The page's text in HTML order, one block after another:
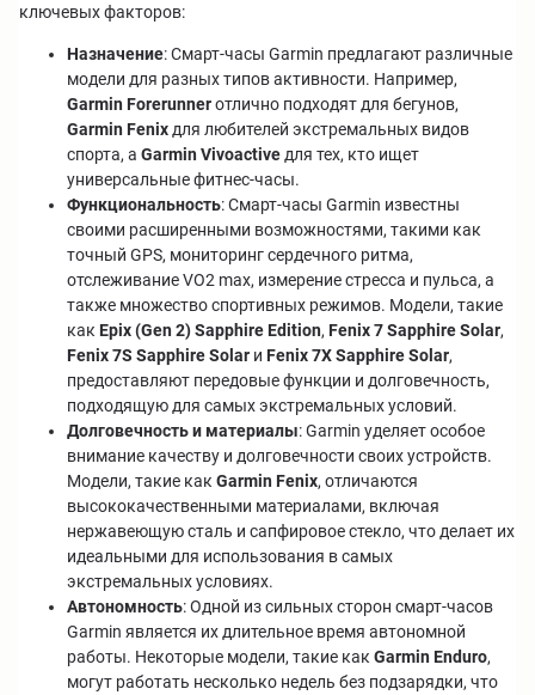
ключевых факторов:
Назначение: Смарт-часы Garmin предлагают различные
модели для разных типов активности. Например,
Garmin Forerunnerотлично подходят для бегунов,
Garmin Fenix для любителей экстремальных видов
спорта, а Garmin Vivoactive для тех, кто ищет
универсальные фитнес-часы.
Функциональность: Смарт-часы Garmin известны
своими расширенными возможностями, такими как
точный GPS, мониторинг сердечного ритма,
отслеживание VO2 max, измерение стресса и пульса, а
также множество спортивных режимов. Модели, такие
как Epix (Gen 2) Sapphire Edition, Fenix 7 Sapphire Solar,
Fenix 7S Sapphire Solar и Fenix 7X Sapphire Solar,
предоставляют передовые функции и долговечность,
подходящую для самых экстремальных условий.
Долговечность и материалы: Garmin уделяет особое
внимание качеству и долговечности своих устройств.
Модели, такие как Garmin Fenix, отличаются
высококачественными материалами, включая
нержавеющую сталь и сапфировое стекло, что делает их
идеальными для использования в самых
экстремальных условиях.
Автономность: Одной из сильных сторон смарт-часов
Garmin является их длительное время автономной
работы. Некоторые модели, такие как Garmin Enduro,
могут работать несколько недель без подзарядки, что